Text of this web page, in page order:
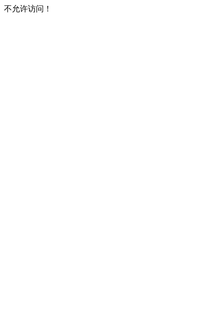
不允许访问！